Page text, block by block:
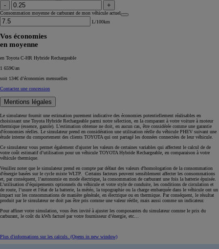
- +
Consommation moyenne de carburant de mon véhicule actuel
L/100km
Vos économies
en moyenne
en Toyota C-HR Hybride Rechargeable
1 659€/an
soit 134€ d’économies mensuelles
Contactez une concession
Mentions légales
Le simulateur fournit une estimation purement indicative des économies potentiellement réalisables en
choisissant une Toyota Hybride Rechargeable parmi notre sélection, en la comparant à votre voiture à moteur
thermique (essence, gazole). L'estimation obtenue ne doit, en aucun cas, être considérée comme une garantie
d'économies réelles. Le simulateur prend en considération une utilisation réelle du véhicule PHEV suivant une
étude interne du comportement des clients TOYOTA qui ont partagé les données connectées de leur véhicule.
Ce simulateur vous permet également d'ajuster les valeurs de certaines variables qui affectent le calcul de de
votre coût estimatif d’utilisation pour un véhicule TOYOTA Hybride Rechargeable, en comparaison à votre
véhicule thermique.
Veuillez noter que le simulateur prend en compte par défaut des valeurs d'homologation de la consommation
d'énergie basées sur le cycle mixte WLTP. Certains facteurs peuvent sensiblement affecter les consommations
et, par conséquent, l’autonomie en mode électrique, la consommation de carburant une fois la batterie épuisée.
L’utilisation d’équipements optionnels du véhicule et votre style de conduite, les conditions de circulation et
de route, l’usure et l'état de la batterie, la météo, la topographie ou la charge embarquée dans le véhicule ont un
impact sur les consommations de manière générale, en électrique ou en thermique. Par conséquent, le résultat
produit par le simulateur ne doit pas être pris comme une valeur réelle, mais aussi comme un indicateur.
Pour affiner votre simulation, vous êtes invité à ajuster les composantes du simulateur comme le prix du
carburant, le coût du kWh facturé par votre fournisseur d’énergie, etc…
Plus d'informations sur les calculs. (Opens in new window)